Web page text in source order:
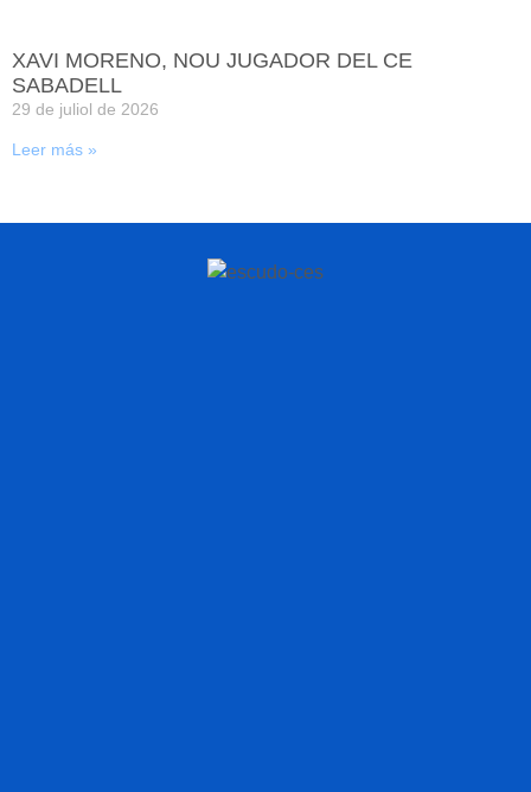
XAVI MORENO, NOU JUGADOR DEL CE
SABADELL
29 de juliol de 2026
Leer más »